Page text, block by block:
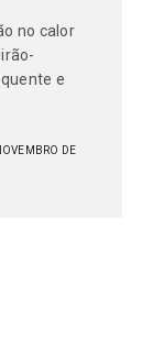
no calor
e
DE